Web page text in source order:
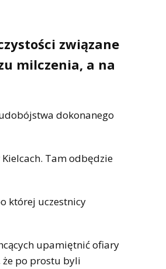
związane
milczenia, a na
dokonanego
Tam odbędzie
której uczestnicy
upamiętnić ofiary
że po prostu byli